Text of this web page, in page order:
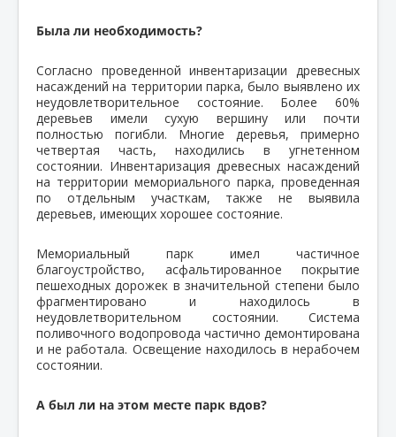
Была ли необходимость?
Согласно проведенной инвентаризации древесных
насаждений на территории парка, было выявлено их
неудовлетворительное состояние. Более 60%
деревьев имели сухую вершину или почти
полностью погибли. Многие деревья, примерно
четвертая часть, находились в угнетенном
состоянии. Инвентаризация древесных насаждений
на территории мемориального парка, проведенная
по отдельным участкам, также не выявила
деревьев, имеющих хорошее состояние.
Мемориальный парк имел частичное
благоустройство, асфальтированное покрытие
пешеходных дорожек в значительной степени было
фрагментировано и находилось в
неудовлетворительном состоянии. Система
поливочного водопровода частично демонтирована
и не работала. Освещение находилось в нерабочем
состоянии.
А был ли на этом месте парк вдов?